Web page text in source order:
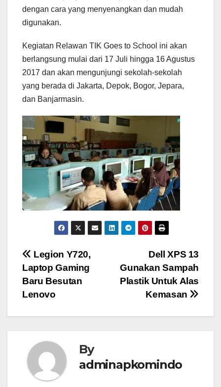
dengan cara yang menyenangkan dan mudah
digunakan.
Kegiatan Relawan TIK Goes to School ini akan
berlangsung mulai dari 17 Juli hingga 16 Agustus
2017 dan akan mengunjungi sekolah-sekolah
yang berada di Jakarta, Depok, Bogor, Jepara,
dan Banjarmasin.
Post
navigation
Dell XPS 13
Gunakan Sampah
Plastik Untuk Alas
Kemasan
Legion Y720,
Laptop Gaming
Baru Besutan
Lenovo
By
adminapkomindo